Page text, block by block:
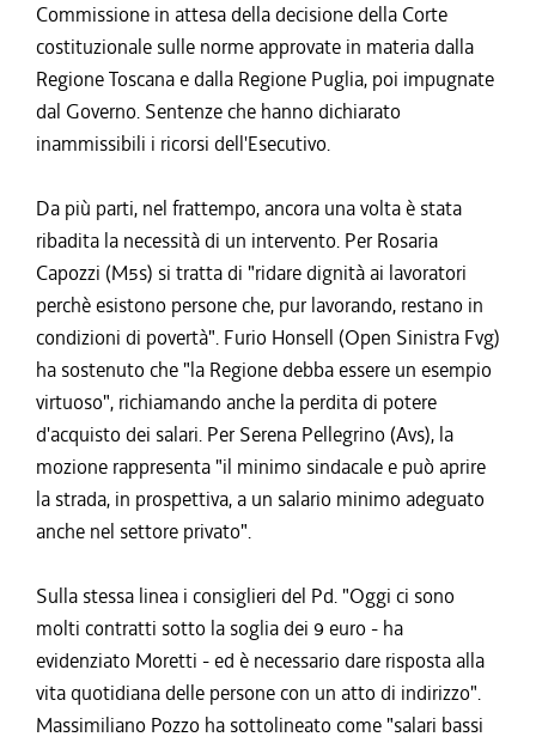
Commissione in attesa della decisione della Corte
costituzionale sulle norme approvate in materia dalla
Regione Toscana e dalla Regione Puglia, poi impugnate
dal Governo. Sentenze che hanno dichiarato
inammissibili i ricorsi dell'Esecutivo.
Da più parti, nel frattempo, ancora una volta è stata
ribadita la necessità di un intervento. Per Rosaria
Capozzi (M5s) si tratta di "ridare dignità ai lavoratori
perchè esistono persone che, pur lavorando, restano in
condizioni di povertà". Furio Honsell (Open Sinistra Fvg)
ha sostenuto che "la Regione debba essere un esempio
virtuoso", richiamando anche la perdita di potere
d'acquisto dei salari. Per Serena Pellegrino (Avs), la
mozione rappresenta "il minimo sindacale e può aprire
la strada, in prospettiva, a un salario minimo adeguato
anche nel settore privato".
Sulla stessa linea i consiglieri del Pd. "Oggi ci sono
molti contratti sotto la soglia dei 9 euro - ha
evidenziato Moretti - ed è necessario dare risposta alla
vita quotidiana delle persone con un atto di indirizzo".
Massimiliano Pozzo ha sottolineato come "salari bassi